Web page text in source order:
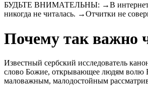
БУДЬТЕ ВНИМАТЕЛЬНЫ: →В интернете
никогда не читалась. →Отчитки не
Почему так важно
Известный сербский исследователь
слово Божие, открывающее людям
маловажным, малодостойным